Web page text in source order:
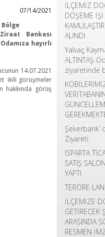
07/14/2021
Bankası
hayırlı
14.07.2021
ikili görüşmeler
görüş
İLÇEMİZ
DÖŞEME
ALINDI
Yalvaç
ALTINTAŞ
ziyaretinde
Şekerbank’
Ziyareti
ISPARTA
SATIŞ
YAPTI
TERÖRE
İLÇEMİZE
GETİRECEK
ARASINDA
RESMEN